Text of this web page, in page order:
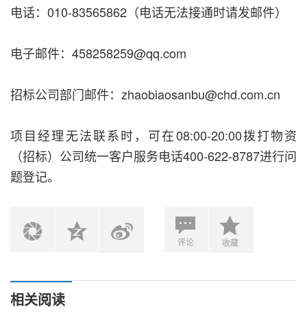
电话：010-83565862（电话无法接通时请发邮件）
电子邮件：458258259@qq.com
招标公司部门邮件：zhaobiaosanbu@chd.com.cn
项目经理无法联系时，可在08:00-20:00拨打物资
（招标）公司统一客户服务电话400-622-8787进行问
题登记。
评论 收藏
相关阅读